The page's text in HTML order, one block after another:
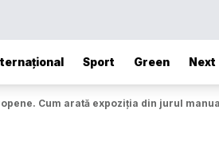
Sport Green Next
Cum arată expoziția din jurul